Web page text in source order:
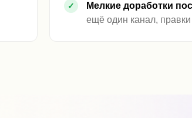
Мелкие доработки
ещё один канал,